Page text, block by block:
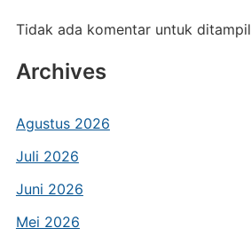
Tidak ada komentar untuk
Archives
Agustus 2026
Juli 2026
Juni 2026
Mei 2026